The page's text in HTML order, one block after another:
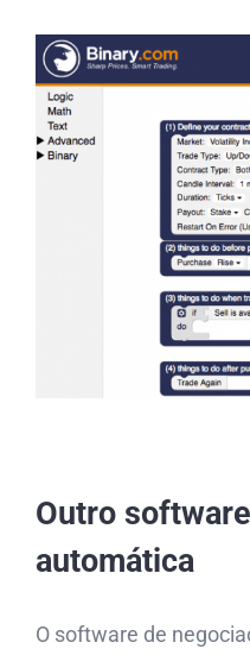
Outro
automática
O software de